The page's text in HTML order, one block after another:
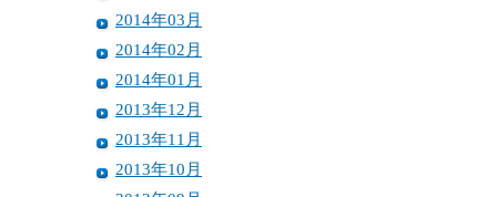
2014年03月
2014年02月
2014年01月
2013年12月
2013年11月
2013年10月